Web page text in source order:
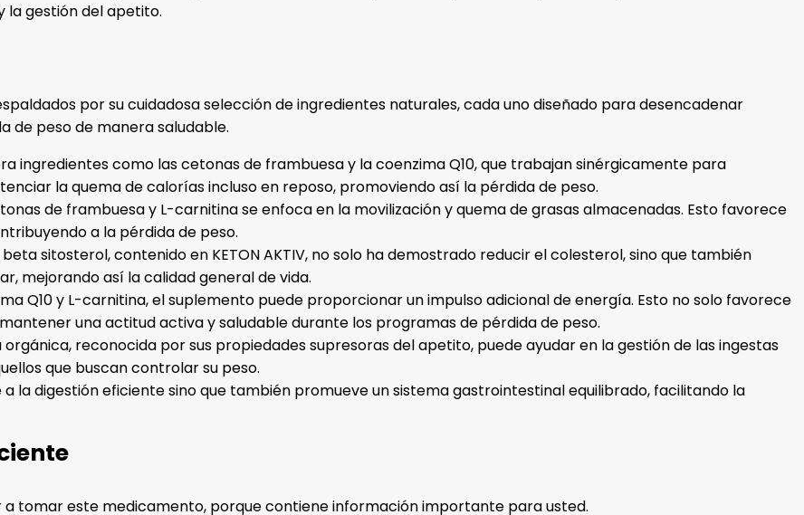
la gestión del apetito.
por su cuidadosa selección de ingredientes naturales, cada uno diseñado para desencadenar
de peso de manera saludable.
ingredientes como las cetonas de frambuesa y la coenzima Q10, que trabajan sinérgicamente para
la quema de calorías incluso en reposo, promoviendo así la pérdida de peso.
de frambuesa y L-carnitina se enfoca en la movilización y quema de grasas almacenadas. Esto favorece
a la pérdida de peso.
sitosterol, contenido en KETON AKTIV, no solo ha demostrado reducir el colesterol, sino que también
mejorando así la calidad general de vida.
Q10 y L-carnitina, el suplemento puede proporcionar un impulso adicional de energía. Esto no solo favorece
una actitud activa y saludable durante los programas de pérdida de peso.
reconocida por sus propiedades supresoras del apetito, puede ayudar en la gestión de las ingestas
que buscan controlar su peso.
la digestión eficiente sino que también promueve un sistema gastrointestinal equilibrado, facilitando la
tomar este medicamento, porque contiene información importante para usted.